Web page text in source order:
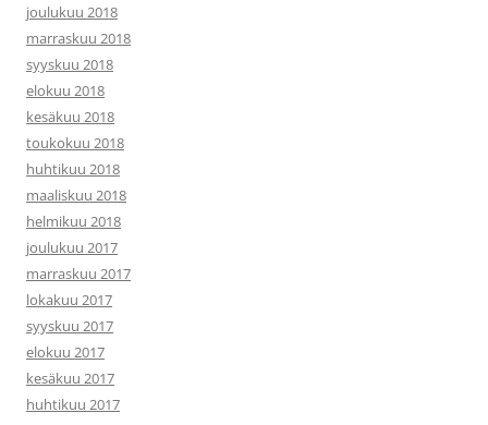
joulukuu 2018
marraskuu 2018
syyskuu 2018
elokuu 2018
kesäkuu 2018
toukokuu 2018
huhtikuu 2018
maaliskuu 2018
helmikuu 2018
joulukuu 2017
marraskuu 2017
lokakuu 2017
syyskuu 2017
elokuu 2017
kesäkuu 2017
huhtikuu 2017